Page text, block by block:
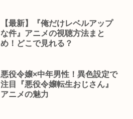
【最新】『俺だけレベルアップ
な件』アニメの視聴方法まと
め！どこで見れる？
悪役令嬢×中年男性！異色設定で
注目『悪役令嬢転生おじさん』
アニメの魅力